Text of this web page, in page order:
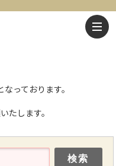
っております。
たします。